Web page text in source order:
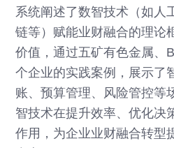
系统阐述了数智技术（如人
链等）赋能业财融合的理论
价值，通过五矿有色金属、
个企业的实践案例，展示了
账、预算管理、风险管控等
智技术在提升效率、优化决
作用，为企业业财融合转型